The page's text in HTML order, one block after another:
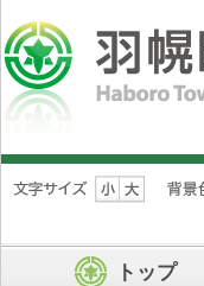
ナ
ビ
トップ